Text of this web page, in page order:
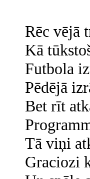
Rēc vējā
Kā
Futbola
Pēdējā
Bet rīt
Tā viņi
Graciozi